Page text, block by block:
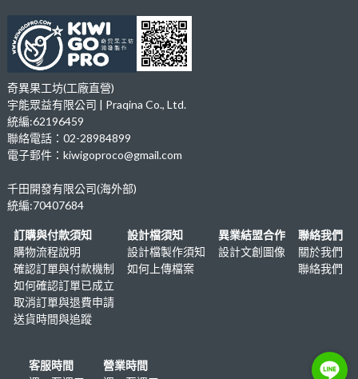
奇異果工坊(工廠直營)
宇能眾益有限公司 | Praqina Co., Ltd.
統編:62196459
聯絡電話：02-28984899
電子郵件：kiwigoproco@gmail.com
千田開發有限公司(海外部)
統編:70407684
訂購與付款須知
購物流程說明
確認訂單與付款機制
如何確認訂單已成立
取消訂單與退費申請
送貨時間與追蹤
設計檔須知
設計檔製作須知
如何上傳檔案
異業結盟合作
設計文創圖像
聯絡我們
關於我們
聯絡我們
客服時間
營業時間